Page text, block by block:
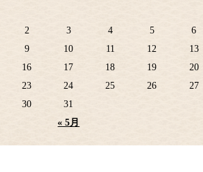
« 5月
2
3 4 5 6
9
10 11 12 13
16
17 18 19 20
23
24 25 26 27
30
31